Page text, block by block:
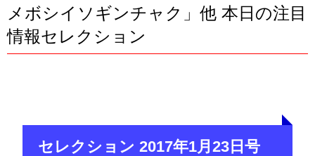
メボシイソギンチャク」他 本日の注目
情報セレクション
セレクション 2017年1月23日号